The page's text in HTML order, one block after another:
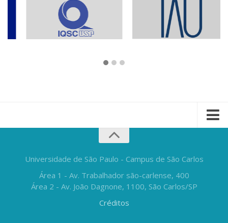
Universidade de São Paulo - Campus de São Carlos
Área 1 - Av. Trabalhador são-carlense, 400
Área 2 - Av. João Dagnone, 1100, São Carlos/SP
Créditos